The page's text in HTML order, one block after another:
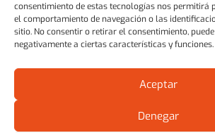
consentimiento de estas tecnologías nos permitirá
el comportamiento de navegación o las
sitio. No consentir o retirar el consentimiento,
negativamente a ciertas características y funciones.
Aceptar
Denegar
Bocemtium Consulting
Carrer Calvet, 55
08021 Barcelona, Spain.
+34 93 416 12 20
+34 617 477 986
seegg@bocemtium.com
www.bocemtium.com